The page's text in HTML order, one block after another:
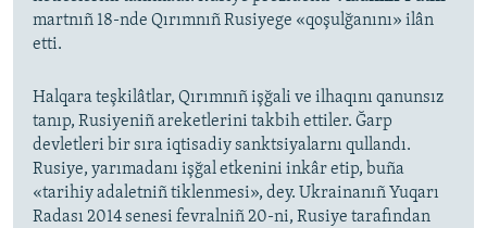
martnıñ 18-nde Qırımnıñ Rusiyege «qoşulğanını» ilân
etti.
Halqara teşkilâtlar, Qırımnıñ işğali ve ilhaqını qanunsız
tanıp, Rusiyeniñ areketlerini takbih ettiler. Ğarp
devletleri bir sıra iqtisadiy sanktsiyalarnı qullandı.
Rusiye, yarımadanı işğal etkenini inkâr etip, buña
«tarihiy adaletniñ tiklenmesi», dey. Ukrainanıñ Yuqarı
Radası 2014 senesi fevralniñ 20-ni, Rusiye tarafından